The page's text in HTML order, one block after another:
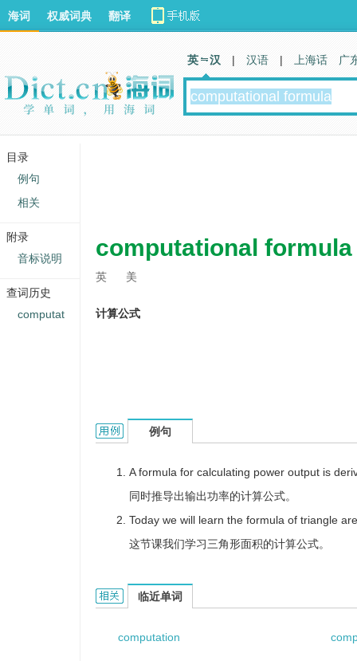
computational formula
英 美
计算公式
computational formula的用法和样例：
例句
A formula for calculating power output is
同时推导出输出功率的计算公式。
Today we will learn the formula of triangle
这节课我们学习三角形面积的计算公式。
computational formula的相关资料：
临近单词
computation
海词 权威词典 翻译
英 汉 | 汉语 | 上海话 广
目录
例句
相关
附录
音标说明
查词历史
computat